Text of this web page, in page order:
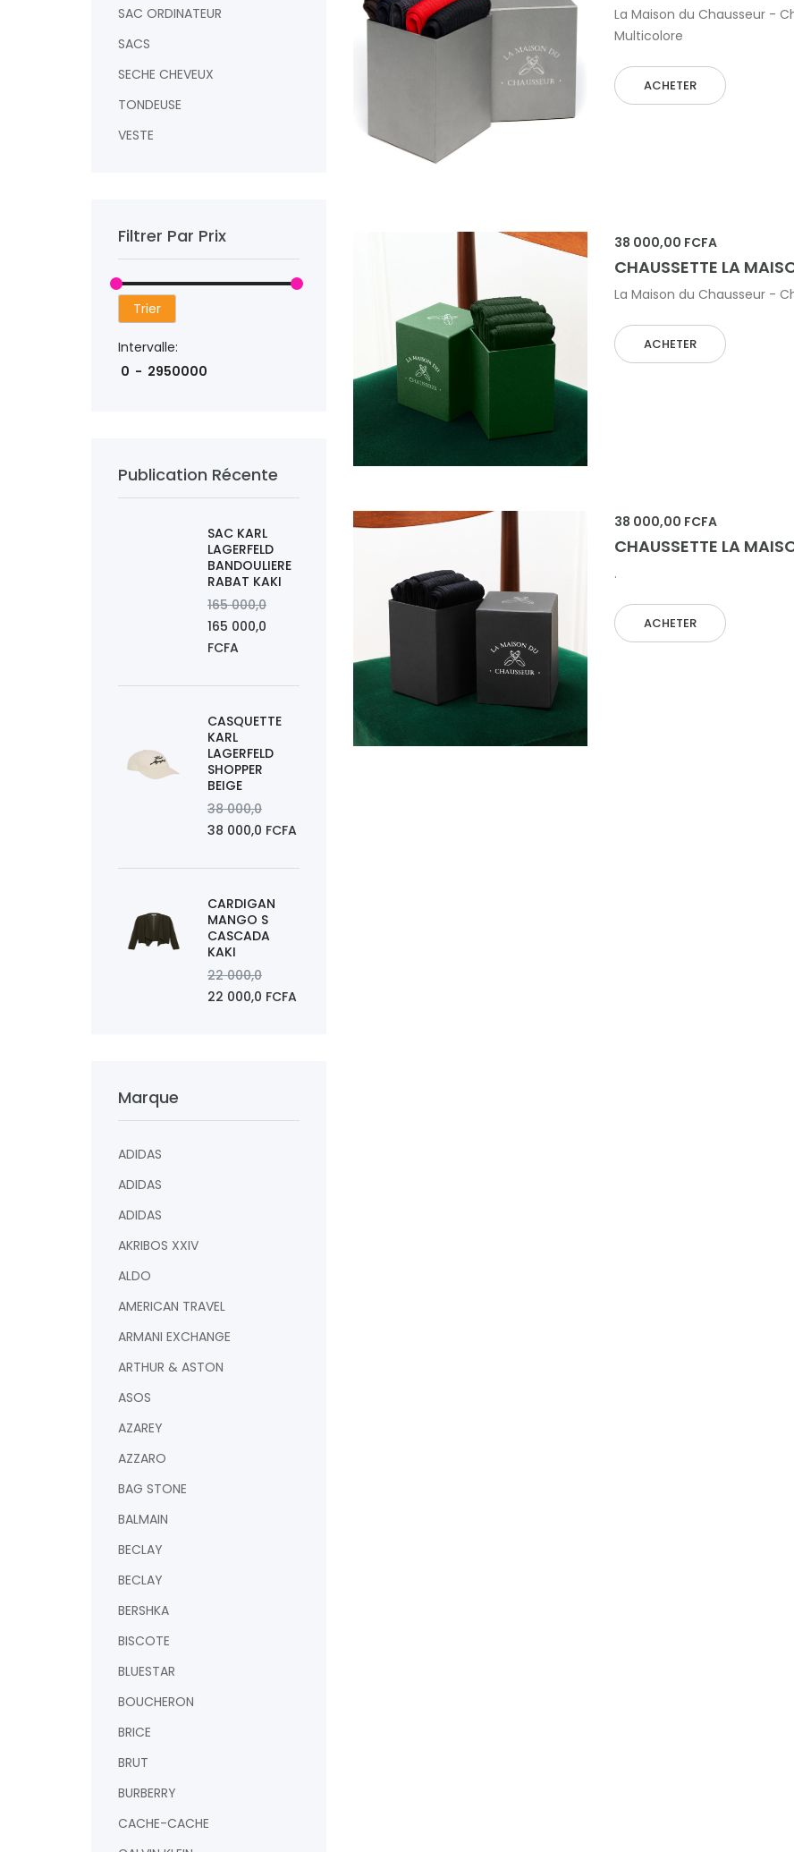
SAC ORDINATEUR
SACS
SECHE CHEVEUX
TONDEUSE
VESTE
Filtrer Par Prix
Trier
Intervalle:
Publication Récente
SAC KARL
LAGERFELD
BANDOULIERE
RABAT KAKI
165 000,0
165 000,0
FCFA
CASQUETTE
KARL
LAGERFELD
SHOPPER
BEIGE
38 000,0
38 000,0 FCFA
CARDIGAN
MANGO S
CASCADA
KAKI
22 000,0
22 000,0 FCFA
Marque
ADIDAS
ADIDAS
ADIDAS
AKRIBOS XXIV
ALDO
AMERICAN TRAVEL
ARMANI EXCHANGE
ARTHUR & ASTON
ASOS
AZAREY
AZZARO
BAG STONE
BALMAIN
BECLAY
BECLAY
BERSHKA
BISCOTE
BLUESTAR
BOUCHERON
BRICE
BRUT
BURBERRY
CACHE-CACHE
La Maison du Chausseur -
Multicolore
ACHETER
38 000,00 FCFA
CHAUSSETTE LA
La Maison du Chausseur -
ACHETER
38 000,00 FCFA
CHAUSSETTE LA
.
ACHETER